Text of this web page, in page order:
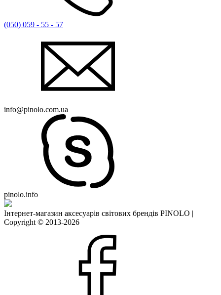
(050) 059 - 55 - 57
info@pinolo.com.ua
pinolo.info
Інтернет-магазин аксесуарів світових брендів PINOLO |
Copyright © 2013-2026